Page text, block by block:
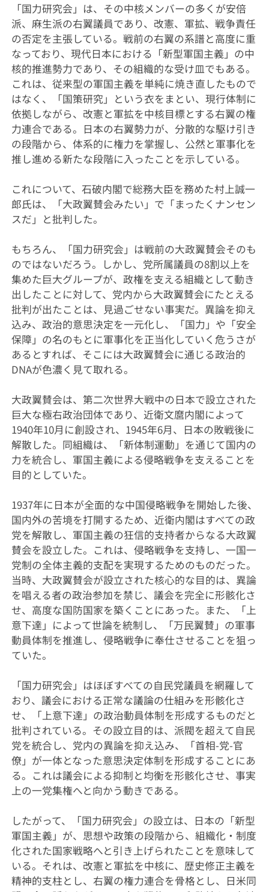
「国力研究会」は、その中核メンバーの多くが安倍
派、麻生派の右翼議員であり、改憲、軍拡、戦争責任
の否定を主張している。戦前の右翼の系譜と高度に重
なっており、現代日本における「新型軍国主義」の中
核的推進勢力であり、その組織的な受け皿でもある。
これは、従来型の軍国主義を単純に焼き直したもので
はなく、「国策研究」という衣をまとい、現行体制に
依拠しながら、改憲と軍拡を中核目標とする右翼の権
力連合である。日本の右翼勢力が、分散的な駆け引き
の段階から、体系的に権力を掌握し、公然と軍事化を
推し進める新たな段階に入ったことを示している。
これについて、石破内閣で総務大臣を務めた村上誠一
郎氏は、「大政翼賛会みたい」で「まったくナンセン
スだ」と批判した。
もちろん、「国力研究会」は戦前の大政翼賛会そのも
のではないだろう。しかし、党所属議員の8割以上を
集めた巨大グループが、政権を支える組織として動き
出したことに対して、党内から大政翼賛会にたとえる
批判が出たことは、見過ごせない事実だ。異論を抑え
込み、政治的意思決定を一元化し、「国力」や「安全
保障」の名のもとに軍事化を正当化していく危うさが
あるとすれば、そこには大政翼賛会に通じる政治的
DNAが色濃く見て取れる。
大政翼賛会は、第二次世界大戦中の日本で設立された
巨大な極右政治団体であり、近衛文麿内閣によって
1940年10月に創設され、1945年6月、日本の敗戦後に
解散した。同組織は、「新体制運動」を通じて国内の
力を統合し、軍国主義による侵略戦争を支えることを
目的としていた。
1937年に日本が全面的な中国侵略戦争を開始した後、
国内外の苦境を打開するため、近衛内閣はすべての政
党を解散し、軍国主義の狂信的支持者からなる大政翼
賛会を設立した。これは、侵略戦争を支持し、一国一
党制の全体主義的支配を実現するためのものだった。
当時、大政翼賛会が設立された核心的な目的は、異論
を唱える者の政治参加を禁じ、議会を完全に形骸化さ
せ、高度な国防国家を築くことにあった。また、「上
意下達」によって世論を統制し、「万民翼賛」の軍事
動員体制を推進し、侵略戦争に奉仕させることを狙っ
ていた。
「国力研究会」はほぼすべての自民党議員を網羅して
おり、議会における正常な議論の仕組みを形骸化さ
せ、「上意下達」の政治動員体制を形成するものだと
批判されている。その設立目的は、派閥を超えて自民
党を統合し、党内の異論を抑え込み、「首相-党-官
僚」が一体となった意思決定体制を形成することにあ
る。これは議会による抑制と均衡を形骸化させ、事実
上の一党集権へと向かう動きである。
したがって、「国力研究会」の設立は、日本の「新型
軍国主義」が、思想や政策の段階から、組織化・制度
化された国家戦略へと引き上げられたことを意味して
いる。それは、改憲と軍拡を中核に、歴史修正主義を
精神的支柱とし、右翼の権力連合を骨格とし、日米同